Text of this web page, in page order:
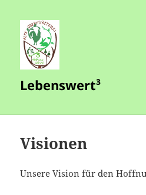
Lebenswert³
Visionen
Unsere Vision für den